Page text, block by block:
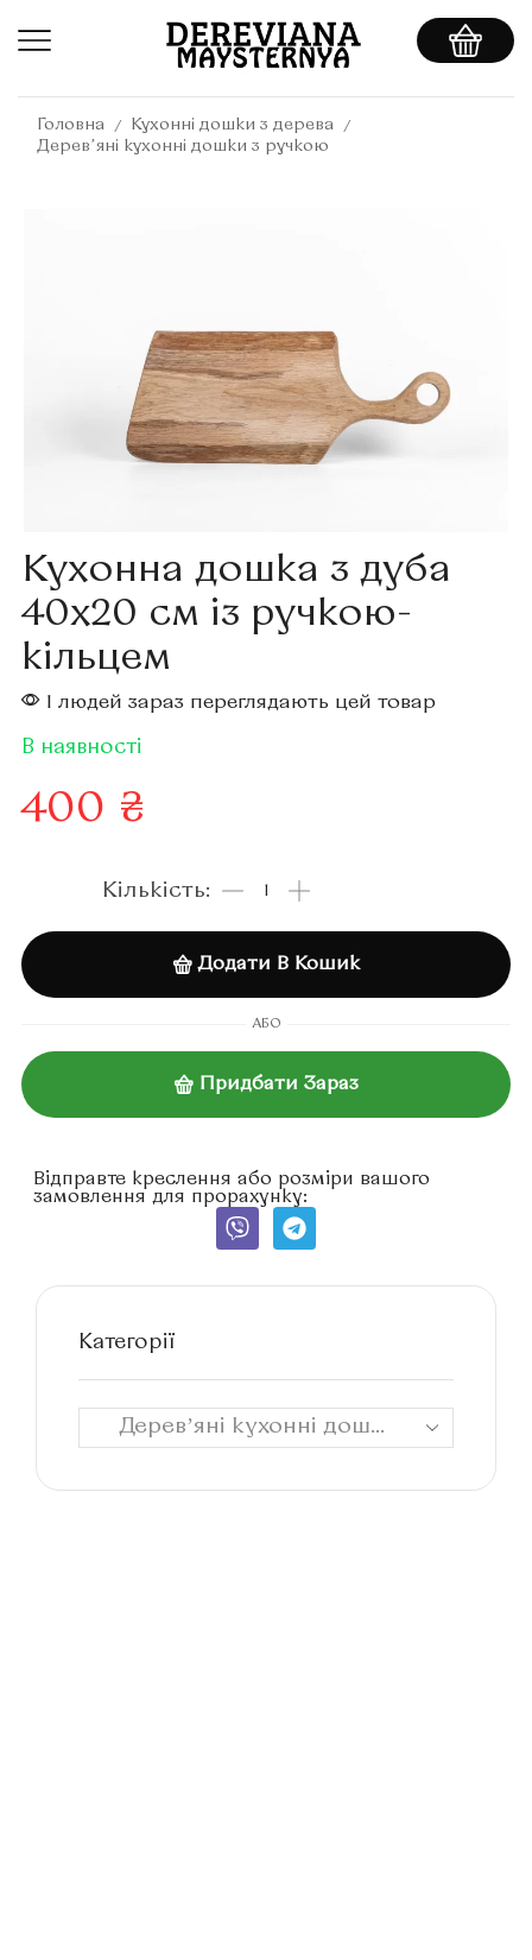
Головна / Кухонні дошки з дерева /
Деревʼяні кухонні дошки з ручкою
Кухонна дошка з дуба
40х20 см із ручкою-
кільцем
1 людей зараз переглядають цей товар
В наявності
400 ₴
Додати В Кошик
АБО
Придбати Зараз
Відправте креслення або розміри вашого
замовлення для прорахунку:
Категорії